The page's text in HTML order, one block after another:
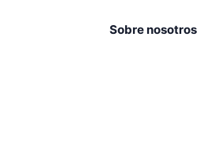
Sobre nosotros